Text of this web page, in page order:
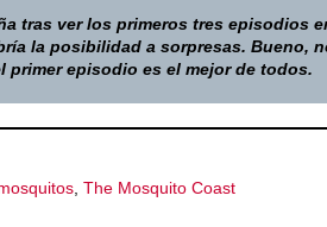
tras ver los primeros tres episodios
la posibilidad a sorpresas. Bueno,
primer episodio es el mejor de todos.
The Mosquito Coast